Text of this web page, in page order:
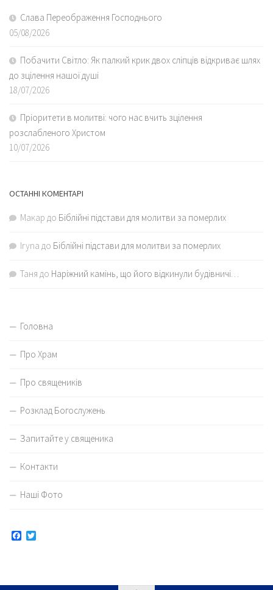
Слава Переображення Господнього
05/08/2026
Побачити Світло: Як палкий крик двох сліпців відкриває шлях
до зцілення нашої душі
18/07/2026
Пріоритети в молитві: чого нас вчить зцілення
розслабленого Христом
10/07/2026
ОСТАННІ КОМЕНТАРІ
Макар до Біблійні підстави для молитви за померлих
Iryna до Біблійні підстави для молитви за померлих
Таня до Наріжний камінь, що його відкинули будівничі…
Головна
Про Храм
Про священиків
Розклад Богослужень
Запитайте у священика
Контакти
Наші Фото
Facebook